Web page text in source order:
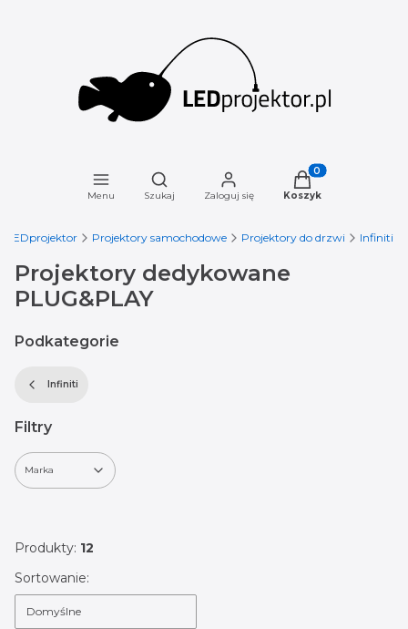
Menu
Otwórz wyszukiwarkę
Szukaj Zaloguj się
Produkty w
Koszyk
LEDprojektor Projektory samochodowe Projektory do drzwi Infiniti
Projektory dedykowane
PLUG&PLAY
Podkategorie
Infiniti
Filtry
Marka
Produkty: 12
Lista produktów
Sortowanie:
Domyślne